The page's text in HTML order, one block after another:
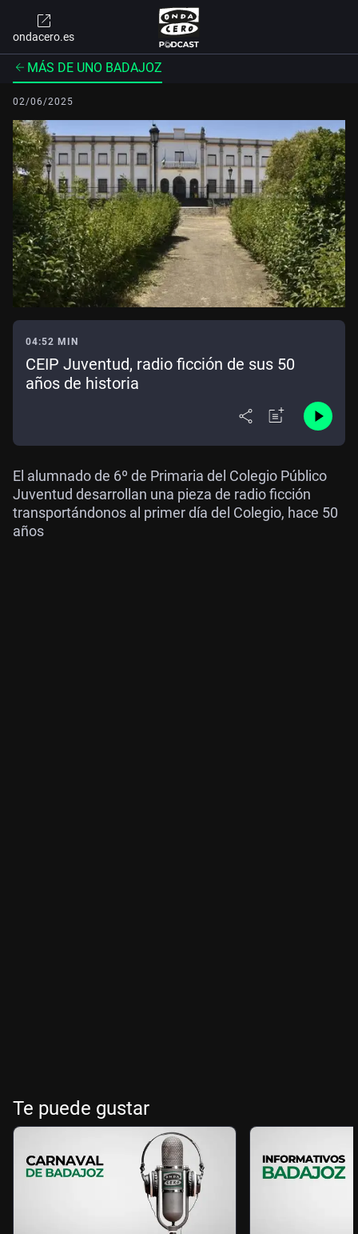
ondacero.es
MÁS DE UNO BADAJOZ
02/06/2025
04:52 MIN
CEIP Juventud, radio ficción de sus 50
años de historia
El alumnado de 6º de Primaria del Colegio Público
Juventud desarrollan una pieza de radio ficción
transportándonos al primer día del Colegio, hace 50
años
Te puede gustar